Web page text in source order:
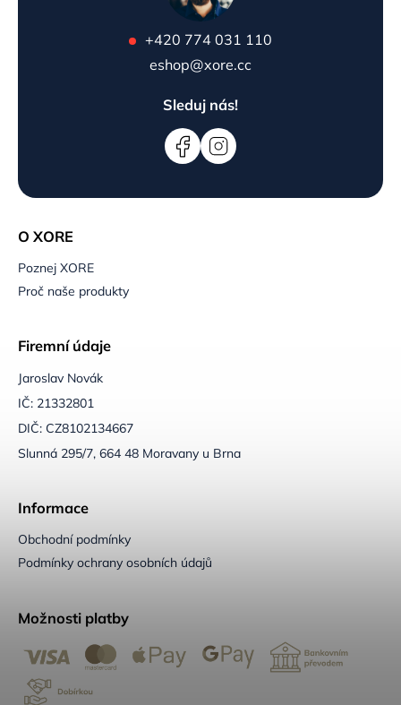
O XORE
Poznej XORE
Proč naše produkty
Firemní údaje
Jaroslav Novák
IČ: 21332801
DIČ: CZ8102134667
Slunná 295/7, 664 48 Moravany u Brna
Informace
Obchodní podmínky
Podmínky ochrany osobních údajů
Možnosti platby
+420 774 031 110
eshop@xore.cc
Sleduj nás!